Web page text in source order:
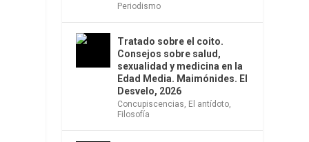
Periodismo
Tratado sobre el coito.
Consejos sobre salud,
sexualidad y medicina en la
Edad Media. Maimónides. El
Desvelo, 2026
Concupiscencias El antídoto
Filosofía